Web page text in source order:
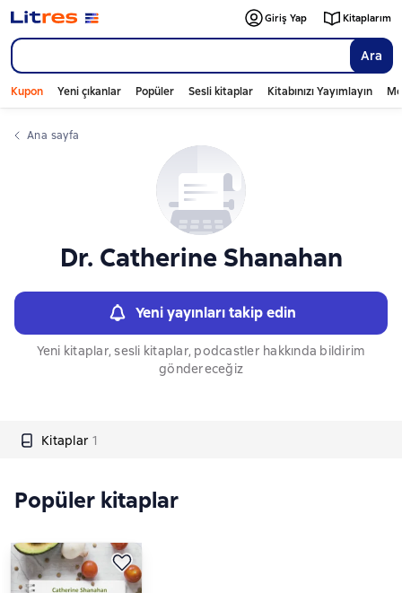
Ara
Giriş Yap Kitaplarım
Kupon Yeni çıkanlar Popüler Sesli kitaplar Kitabınızı Yayımlayın
Ana sayfa
Dr. Catherine Shanahan
Yeni yayınları takip edin
Yeni kitaplar, sesli kitaplar, podcastler hakkında bildirim
göndereceğiz
Kitaplar 1
Слайдер с книгами
Popüler kitaplar